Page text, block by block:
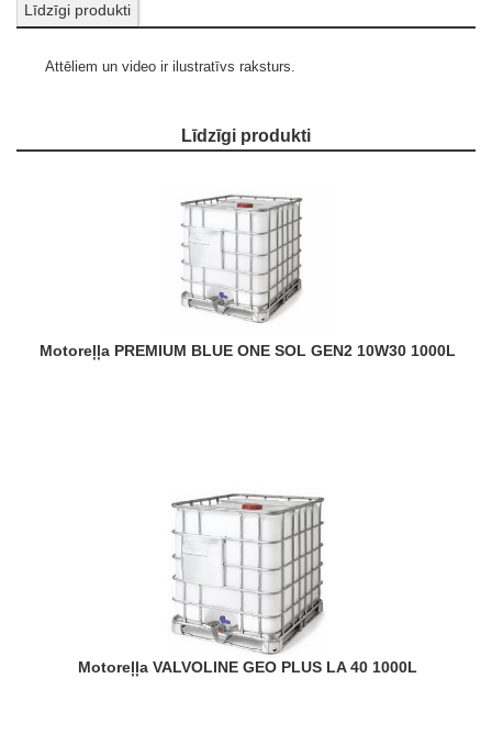
Līdzīgi produkti
Attēliem un video ir ilustratīvs raksturs.
Līdzīgi produkti
Motoreļļa PREMIUM BLUE ONE SOL GEN2 10W30 1000L
Motoreļļa VALVOLINE GEO PLUS LA 40 1000L